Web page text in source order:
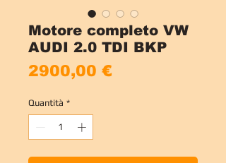
Motore completo VW
AUDI 2.0 TDI BKP
2900,00 €
Quantità *